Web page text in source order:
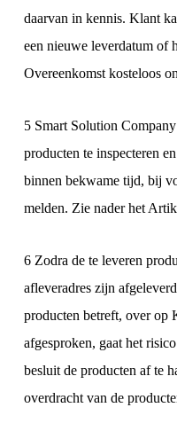
daarvan in kennis. Klant
een nieuwe leverdatum of
Overeenkomst kosteloos
5 Smart Solution
producten te inspecteren
binnen bekwame tijd, bij
melden. Zie nader het
6 Zodra de te leveren
afleveradres zijn
producten betreft, over op
afgesproken, gaat het
besluit de producten af te
overdracht van de